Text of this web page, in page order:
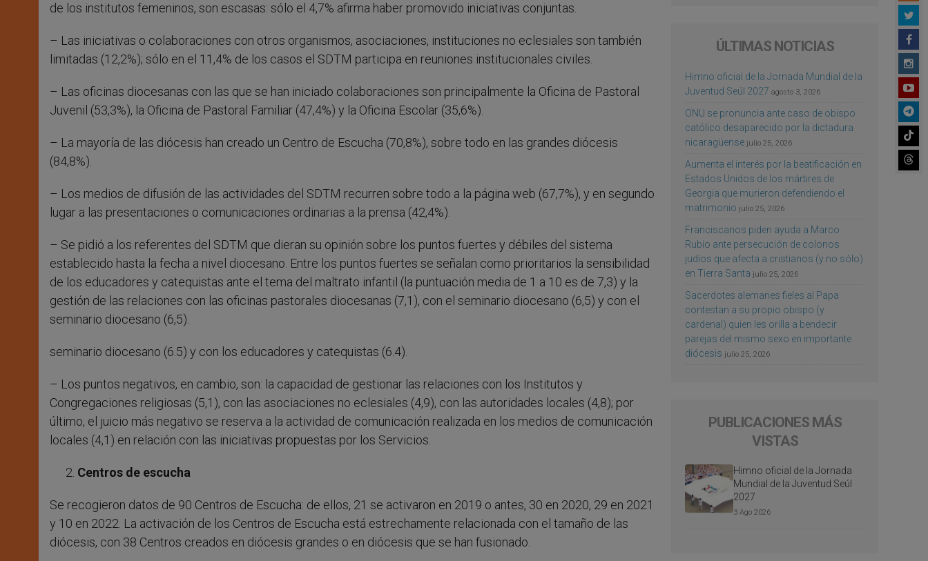
de los institutos femeninos, son escasas: sólo el 4,7% afirma haber promovido iniciativas conjuntas.
– Las iniciativas o colaboraciones con otros organismos, asociaciones, instituciones no eclesiales son también
limitadas (12,2%); sólo en el 11,4% de los casos el SDTM participa en reuniones institucionales civiles.
– Las oficinas diocesanas con las que se han iniciado colaboraciones son principalmente la Oficina de Pastoral
Juvenil (53,3%), la Oficina de Pastoral Familiar (47,4%) y la Oficina Escolar (35,6%).
– La mayoría de las diócesis han creado un Centro de Escucha (70,8%), sobre todo en las grandes diócesis
(84,8%).
– Los medios de difusión de las actividades del SDTM recurren sobre todo a la página web (67,7%), y en segundo
lugar a las presentaciones o comunicaciones ordinarias a la prensa (42,4%).
– Se pidió a los referentes del SDTM que dieran su opinión sobre los puntos fuertes y débiles del sistema
establecido hasta la fecha a nivel diocesano. Entre los puntos fuertes se señalan como prioritarios la sensibilidad
de los educadores y catequistas ante el tema del maltrato infantil (la puntuación media de 1 a 10 es de 7,3) y la
gestión de las relaciones con las oficinas pastorales diocesanas (7,1), con el seminario diocesano (6,5) y con el
seminario diocesano (6,5).
seminario diocesano (6.5) y con los educadores y catequistas (6.4).
– Los puntos negativos, en cambio, son: la capacidad de gestionar las relaciones con los Institutos y
Congregaciones religiosas (5,1), con las asociaciones no eclesiales (4,9), con las autoridades locales (4,8); por
último, el juicio más negativo se reserva a la actividad de comunicación realizada en los medios de comunicación
locales (4,1) en relación con las iniciativas propuestas por los Servicios.
Centros de escucha
Se recogieron datos de 90 Centros de Escucha: de ellos, 21 se activaron en 2019 o antes, 30 en 2020, 29 en 2021
y 10 en 2022. La activación de los Centros de Escucha está estrechamente relacionada con el tamaño de las
diócesis, con 38 Centros creados en diócesis grandes o en diócesis que se han fusionado.
ÚLTIMAS NOTICIAS
Himno oficial de la Jornada Mundial de la
Juventud Seúl 2027 agosto 3, 2026
ONU se pronuncia ante caso de obispo
católico desaparecido por la dictadura
nicaragüense julio 25, 2026
Aumenta el interés por la beatificación en
Estados Unidos de los mártires de
Georgia que murieron defendiendo el
matrimonio julio 25, 2026
Franciscanos piden ayuda a Marco
Rubio ante persecución de colonos
judíos que afecta a cristianos (y no sólo)
en Tierra Santa julio 25, 2026
Sacerdotes alemanes fieles al Papa
contestan a su propio obispo (y
cardenal) quien les orilla a bendecir
parejas del mismo sexo en importante
diócesis julio 25, 2026
PUBLICACIONES MÁS
VISTAS
Himno oficial de la Jornada
Mundial de la Juventud Seúl
2027
3 Ago 2026